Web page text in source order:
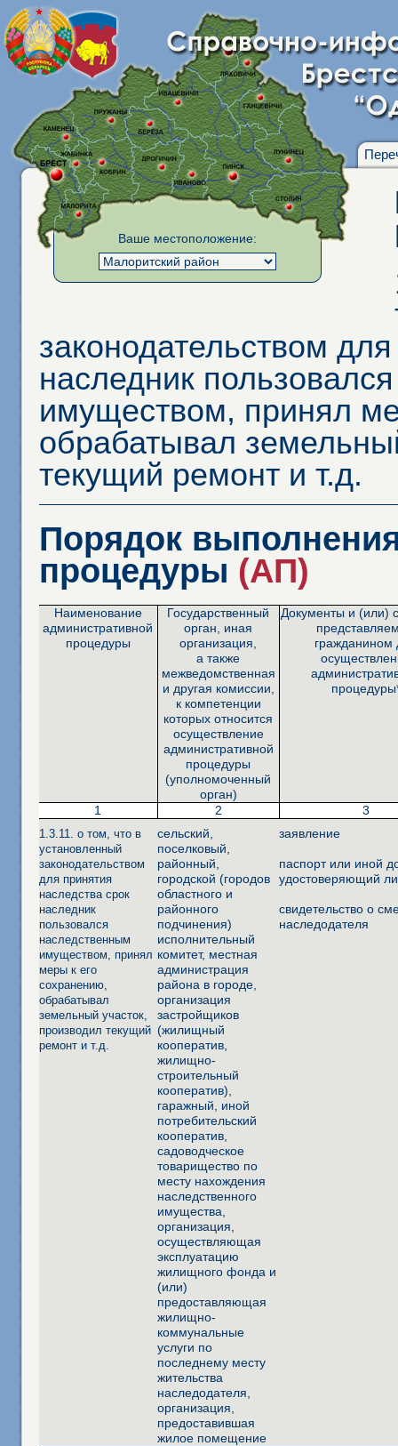
Ваше местоположение:
законодательством
наследник
имуществом, принял
обрабатывал
текущий ремонт и т.д.
Порядок
процедуры (АП)
Наименование
административной
процедуры
Государственный
орган, иная
организация,
а также
межведомственная
и другая комиссии,
к компетенции
которых относится
осуществление
административной
процедуры
(уполномоченный
орган)
Документы и (или)
гражданином
1 2 3
1.3.11. о том, что в
установленный
законодательством
для принятия
наследства срок
наследник
пользовался
наследственным
имуществом, принял
меры к его
сохранению,
обрабатывал
земельный участок,
производил текущий
ремонт и т.д.
сельский,
поселковый,
районный,
городской (городов
областного и
районного
подчинения)
исполнительный
комитет, местная
администрация
района в городе,
организация
застройщиков
(жилищный
кооператив,
жилищно-
строительный
кооператив),
гаражный, иной
потребительский
кооператив,
садоводческое
товарищество по
месту нахождения
наследственного
имущества,
организация,
осуществляющая
эксплуатацию
жилищного фонда и
(или)
предоставляющая
жилищно-
коммунальные
услуги по
последнему месту
жительства
наследодателя,
организация,
предоставившая
жилое помещение
заявление
паспорт или иной
удостоверяющий
свидетельство о
наследодателя